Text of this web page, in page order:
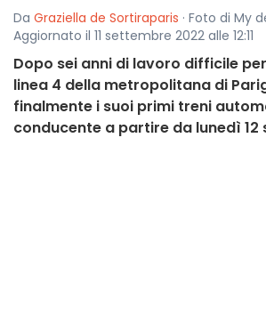
Da Graziella de Sortiraparis · Foto di My
Aggiornato il 11 settembre 2022 alle 12:11
Dopo sei anni di lavoro difficile
linea 4 della metropolitana di
finalmente i suoi primi treni
conducente a partire da lunedì 12